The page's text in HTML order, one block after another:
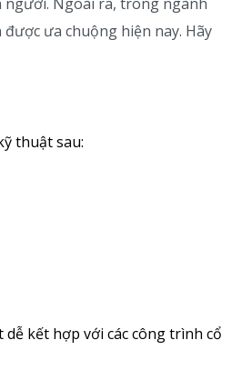
ưa chuộng hiện nay. Hãy
thuật sau:
kết hợp với các công trình cổ